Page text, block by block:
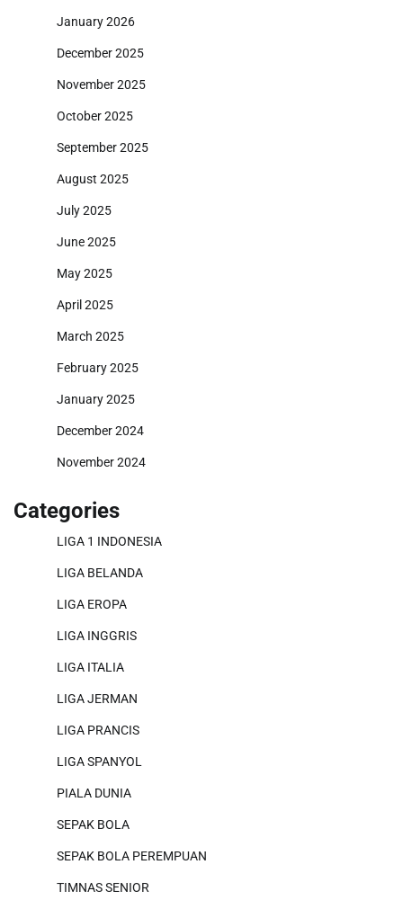
January 2026
December 2025
November 2025
October 2025
September 2025
August 2025
July 2025
June 2025
May 2025
April 2025
March 2025
February 2025
January 2025
December 2024
November 2024
Categories
LIGA 1 INDONESIA
LIGA BELANDA
LIGA EROPA
LIGA INGGRIS
LIGA ITALIA
LIGA JERMAN
LIGA PRANCIS
LIGA SPANYOL
PIALA DUNIA
SEPAK BOLA
SEPAK BOLA PEREMPUAN
TIMNAS SENIOR